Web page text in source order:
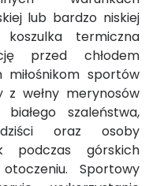
lub bardzo niskiej
koszulka termiczna
przed chłodem
miłośnikom sportów
z wełny merynosów
szaleństwa,
oraz osoby
podczas górskich
Sportowy